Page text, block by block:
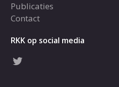
Publicaties
Contact
RKK op social media